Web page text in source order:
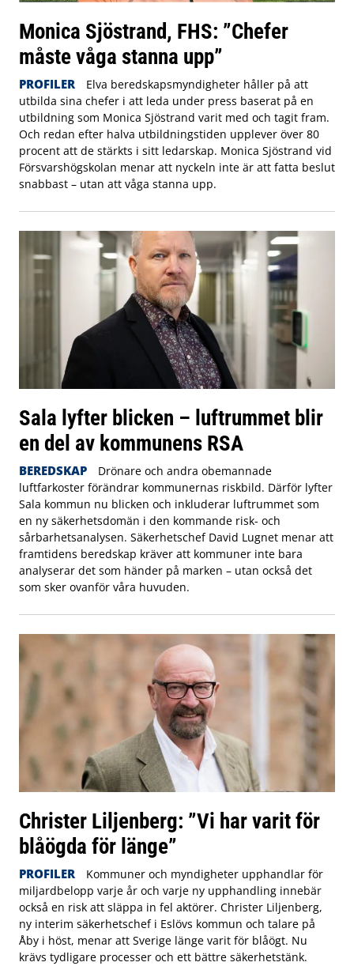
Monica Sjöstrand, FHS: ”Chefer
måste våga stanna upp”
PROFILER
Elva beredskapsmyndigheter håller på att
utbilda sina chefer i att leda under press baserat på en
utbildning som Monica Sjöstrand varit med och tagit fram.
Och redan efter halva utbildningstiden upplever över 80
procent att de stärkts i sitt ledarskap. Monica Sjöstrand vid
Försvarshögskolan menar att nyckeln inte är att fatta beslut
snabbast – utan att våga stanna upp.
Sala lyfter blicken – luftrummet blir
en del av kommunens RSA
BEREDSKAP
Drönare och andra obemannade
luftfarkoster förändrar kommunernas riskbild. Därför lyfter
Sala kommun nu blicken och inkluderar luftrummet som
en ny säkerhetsdomän i den kommande risk- och
sårbarhetsanalysen. Säkerhetschef David Lugnet menar att
framtidens beredskap kräver att kommuner inte bara
analyserar det som händer på marken – utan också det
som sker ovanför våra huvuden.
Christer Liljenberg: ”Vi har varit för
blåögda för länge”
PROFILER
Kommuner och myndigheter upphandlar för
miljardbelopp varje år och varje ny upphandling innebär
också en risk att släppa in fel aktörer. Christer Liljenberg,
ny interim säkerhetschef i Eslövs kommun och talare på
Åby i höst, menar att Sverige länge varit för blåögt. Nu
krävs tydligare processer och ett bättre säkerhetstänk.